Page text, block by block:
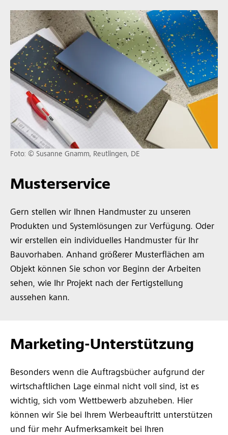
Musterservice
Gern stellen wir Ihnen Handmuster zu unseren
Produkten und Systemlösungen zur Verfügung. Oder
wir erstellen ein individuelles Handmuster für Ihr
Bauvorhaben. Anhand größerer Musterflächen am
Objekt können Sie schon vor Beginn der Arbeiten
sehen, wie Ihr Projekt nach der Fertigstellung
aussehen kann.
Foto: © Susanne Gnamm, Reutlingen, DE
Marketing-Unterstützung
Besonders wenn die Auftragsbücher aufgrund der
wirtschaftlichen Lage einmal nicht voll sind, ist es
wichtig, sich vom Wettbewerb abzuheben. Hier
können wir Sie bei Ihrem Werbeauftritt unterstützen
und für mehr Aufmerksamkeit bei Ihren